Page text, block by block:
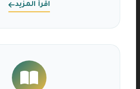
اقرأ المزيد